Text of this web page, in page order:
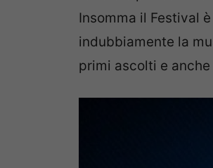
Insomma il Festival
indubbiamente la
primi ascolti e